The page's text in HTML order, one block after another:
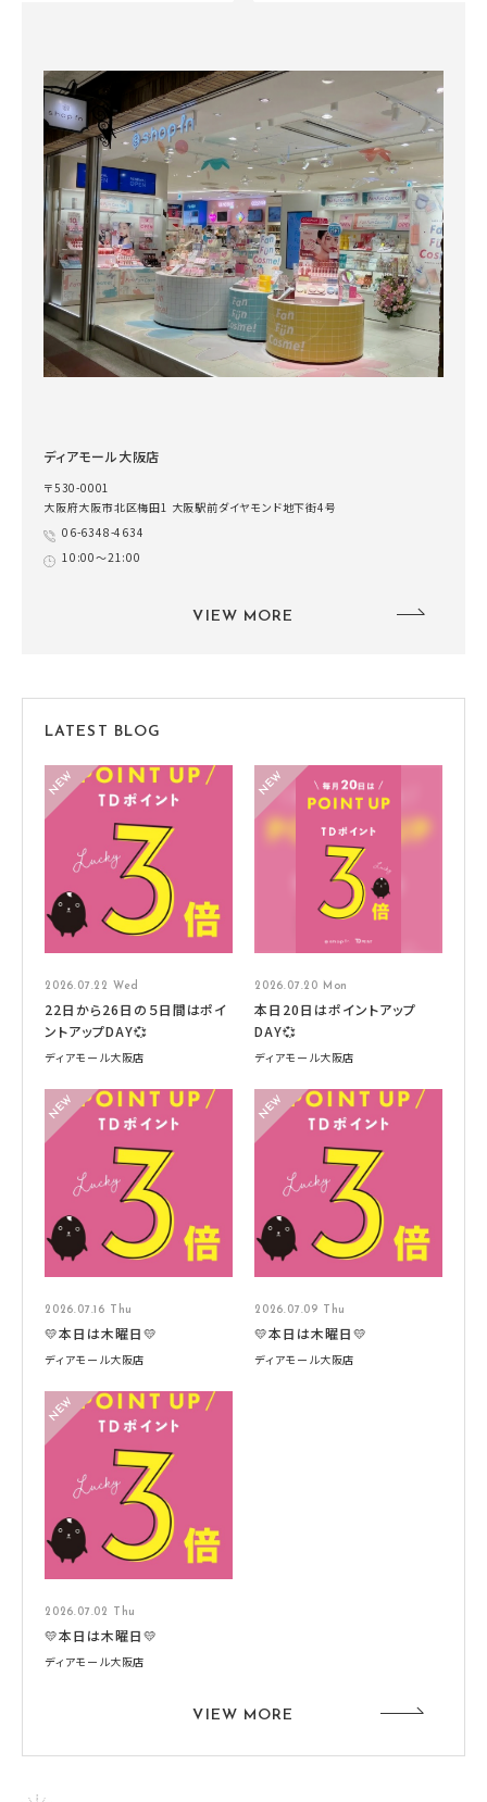
ディアモール大阪店
〒530-0001
大阪府大阪市北区梅田1 大阪駅前ダイヤモンド地下街4号
06-6348-4634
10:00～21:00
VIEW MORE
LATEST BLOG
2026.07.22 Wed
22日から26日の５日間はポイ
ントアップDAY💞
ディアモール大阪店
2026.07.20 Mon
本日20日はポイントアップ
DAY💞
ディアモール大阪店
2026.07.16 Thu
💛本日は木曜日💛
ディアモール大阪店
2026.07.09 Thu
💛本日は木曜日💛
ディアモール大阪店
2026.07.02 Thu
💛本日は木曜日💛
ディアモール大阪店
VIEW MORE